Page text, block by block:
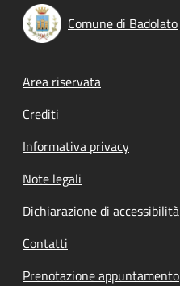
Comune di Badolato
Footer menu
Area riservata
Crediti
Informativa privacy
Note legali
Dichiarazione di accessibilità
Contatti
Prenotazione appuntamento